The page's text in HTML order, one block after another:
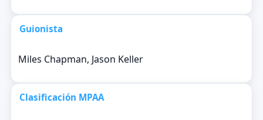
Guionista
Miles Chapman, Jason Keller
Clasificación MPAA